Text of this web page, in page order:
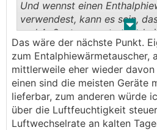
. .
Und wennst einen
verwendest, kann es sein,
und Außentemperatur gar
benötigt wird.
Das wäre der nächste Punkt.
zum Entalphiewärmetauscher,
mittlerweile eher wieder
einen sind die meisten Geräte
lieferbar, zum anderen würde
über die Luftfeuchtigkeit
Luftwechselrate an kalten